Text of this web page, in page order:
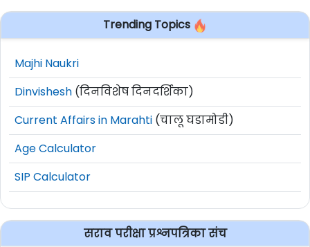
Trending Topics
Majhi Naukri
Dinvishesh (दिनविशेष दिनदर्शिका)
Current Affairs in Marahti (चालू घडामोडी)
Age Calculator
SIP Calculator
सराव परीक्षा प्रश्नपत्रिका संच